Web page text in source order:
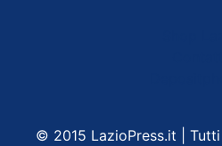
© 2015 LazioPress.it |